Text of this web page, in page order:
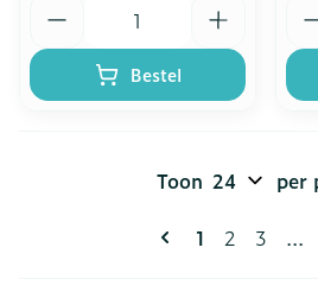
Bestel
U lees
1 Pagina
2 Pagina
3 ...
Toon per